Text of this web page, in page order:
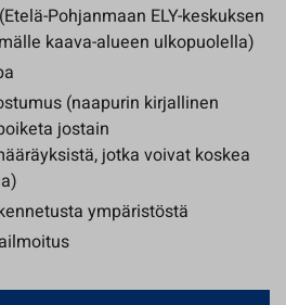
Pohjanmaan ELY-keskuksen
kaava-alueen ulkopuolella)
(naapurin kirjallinen
jostain
jotka voivat koskea
ympäristöstä